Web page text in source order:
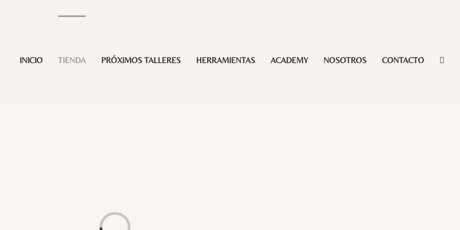
INICIO TIENDA PRÓXIMOS TALLERES HERRAMIENTAS ACADEMY NOSOTROS CONTACTO